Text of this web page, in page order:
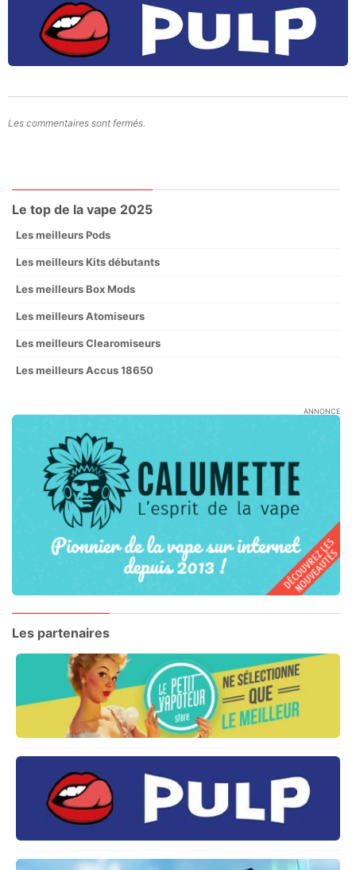
Les commentaires sont fermés.
Le top de la vape 2025
Les meilleurs Pods
Les meilleurs Kits débutants
Les meilleurs Box Mods
Les meilleurs Atomiseurs
Les meilleurs Clearomiseurs
Les meilleurs Accus 18650
ANNONCE
Les partenaires